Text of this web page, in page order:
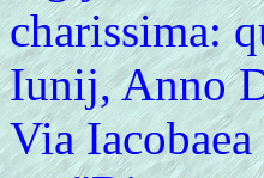
charissima:
Iunij, Anno
Via